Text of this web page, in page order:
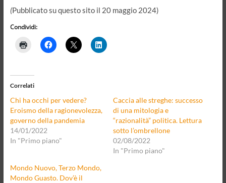
(Pubblicato su questo sito il 20 maggio 2024)
Condividi:
Correlati
Chi ha occhi per vedere?
Eroismo della ragionevolezza,
governo della pandemia
14/01/2022
In "Primo piano"
Caccia alle streghe: successo
di una mitologia e
“razionalità” politica. Lettura
sotto l’ombrellone
02/08/2022
In "Primo piano"
Mondo Nuovo, Terzo Mondo,
Mondo Guasto. Dov’è il